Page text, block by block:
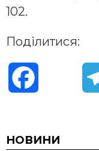
102.
Поділитися:
c
НОВИНИ